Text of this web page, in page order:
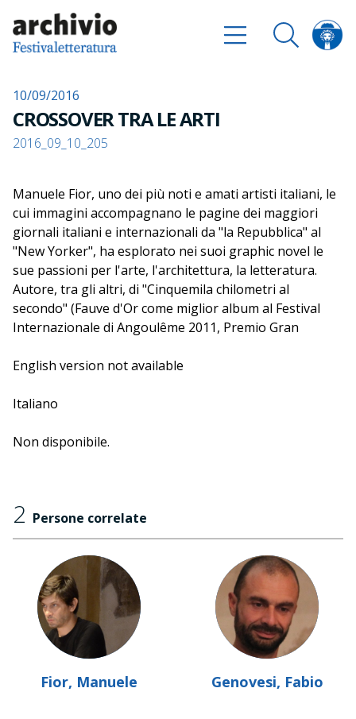
10/09/2016
CROSSOVER TRA LE ARTI
2016_09_10_205
Manuele Fior, uno dei più noti e amati artisti italiani, le
cui immagini accompagnano le pagine dei maggiori
giornali italiani e internazionali da "la Repubblica" al
"New Yorker", ha esplorato nei suoi graphic novel le
sue passioni per l'arte, l'architettura, la letteratura.
Autore, tra gli altri, di "Cinquemila chilometri al
secondo" (Fauve d'Or come miglior album al Festival
Internazionale di Angoulême 2011, Premio Gran
sino ai recenti racconti di "I giorni della merla", dialoga
le onde").
English version not available
Italiano
Non disponibile.
2 Persone correlate
Fior, Manuele Genovesi, Fabio